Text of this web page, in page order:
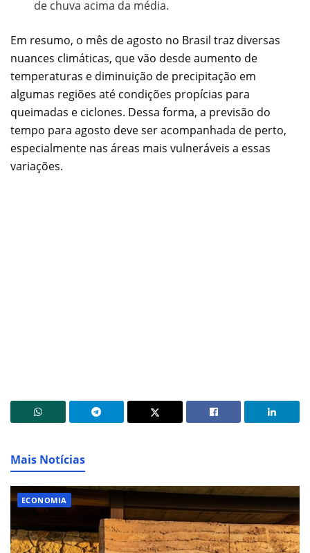
de chuva acima da média.
Em resumo, o mês de agosto no Brasil traz diversas
nuances climáticas, que vão desde aumento de
temperaturas e diminuição de precipitação em
algumas regiões até condições propícias para
queimadas e ciclones. Dessa forma, a previsão do
tempo para agosto deve ser acompanhada de perto,
especialmente nas áreas mais vulneráveis a essas
variações.
Mais Notícias
ECONOMIA